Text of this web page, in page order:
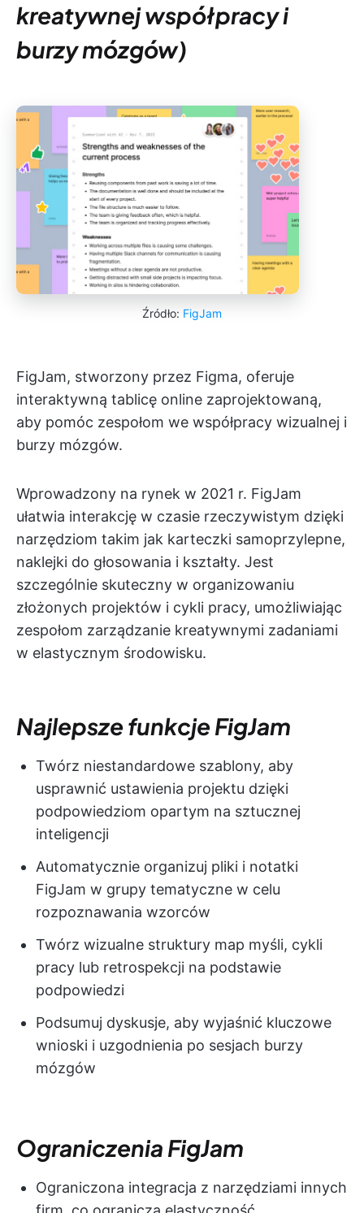
kreatywnej współpracy i
burzy mózgów)
Źródło: FigJam
FigJam, stworzony przez Figma, oferuje
interaktywną tablicę online zaprojektowaną,
aby pomóc zespołom we współpracy wizualnej i
burzy mózgów.
Wprowadzony na rynek w 2021 r. FigJam
ułatwia interakcję w czasie rzeczywistym dzięki
narzędziom takim jak karteczki samoprzylepne,
naklejki do głosowania i kształty. Jest
szczególnie skuteczny w organizowaniu
złożonych projektów i cykli pracy, umożliwiając
zespołom zarządzanie kreatywnymi zadaniami
w elastycznym środowisku.
Najlepsze funkcje FigJam
Twórz niestandardowe szablony, aby
usprawnić ustawienia projektu dzięki
podpowiedziom opartym na sztucznej
inteligencji
Automatycznie organizuj pliki i notatki
FigJam w grupy tematyczne w celu
rozpoznawania wzorców
Twórz wizualne struktury map myśli, cykli
pracy lub retrospekcji na podstawie
podpowiedzi
Podsumuj dyskusje, aby wyjaśnić kluczowe
wnioski i uzgodnienia po sesjach burzy
mózgów
Ograniczenia FigJam
Ograniczona integracja z narzędziami innych